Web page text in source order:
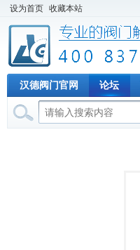
设为首页 收藏本站
汉德阀门官网 论坛